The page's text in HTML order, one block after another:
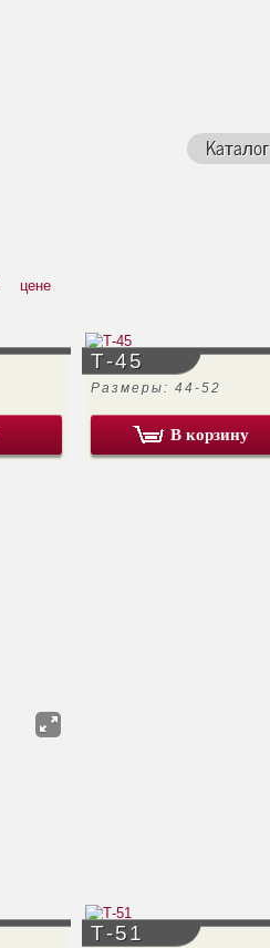
Каталог
цене
Т-45
Размеры: 44-52
В корзину
Т-51